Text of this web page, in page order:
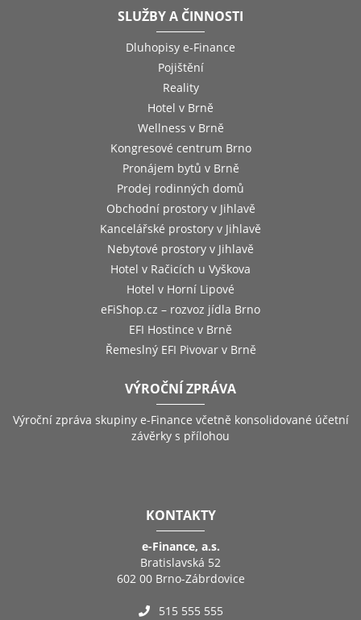
SLUŽBY A ČINNOSTI
Dluhopisy e-Finance
Pojištění
Reality
Hotel v Brně
Wellness v Brně
Kongresové centrum Brno
Pronájem bytů v Brně
Prodej rodinných domů
Obchodní prostory v Jihlavě
Kancelářské prostory v Jihlavě
Nebytové prostory v Jihlavě
Hotel v Račicích u Vyškova
Hotel v Horní Lipové
eFiShop.cz – rozvoz jídla Brno
EFI Hostince v Brně
Řemeslný EFI Pivovar v Brně
VÝROČNÍ ZPRÁVA
Výroční zpráva skupiny e-Finance včetně konsolidované účetní
závěrky s přílohou
KONTAKTY
e-Finance, a.s.
Bratislavská 52
602 00 Brno-Zábrdovice
515 555 555